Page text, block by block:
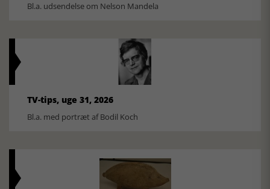
Bl.a. udsendelse om Nelson Mandela
TV-tips, uge 31, 2026
Bl.a. med portræt af Bodil Koch